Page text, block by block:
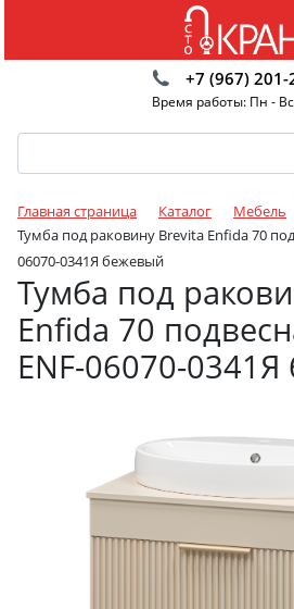
+7 (967) 201-
Время работы: Пн -
Главная страница Каталог Мебель
Тумба под раковину Brevita Enfida 70
06070-0341Я бежевый
Тумба под
Enfida 70
ENF-06070-